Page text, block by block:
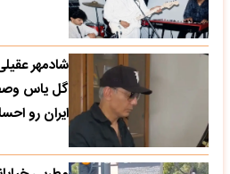
گل یاس
ایران رو